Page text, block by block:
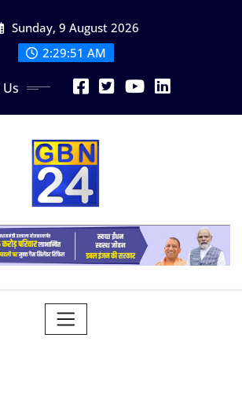
Sunday, 9 August 2026
2:29:52 AM